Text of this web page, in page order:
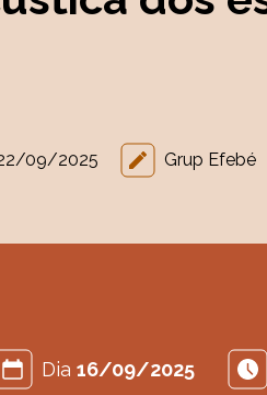
09/2025 Grup Efebé
Dia 16/09/2025